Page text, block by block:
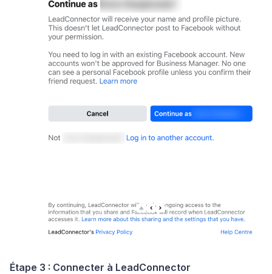
Étape 3 : Connecter à LeadConnector